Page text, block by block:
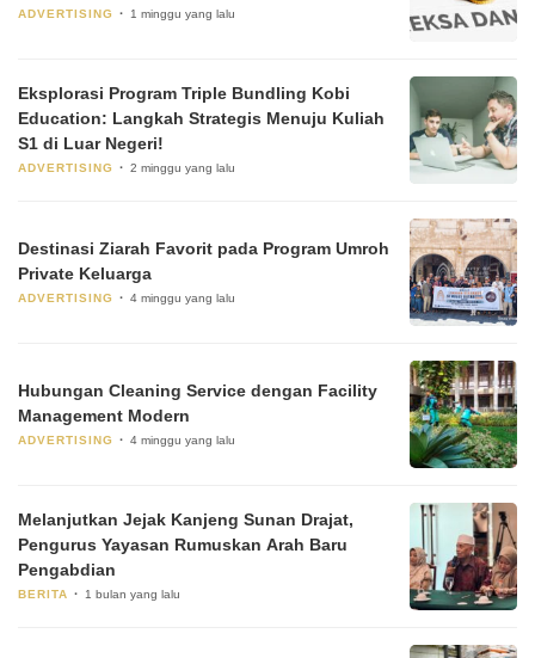
ADVERTISING 1 minggu yang lalu
Eksplorasi Program Triple Bundling Kobi
Education: Langkah Strategis Menuju Kuliah
S1 di Luar Negeri!
ADVERTISING 2 minggu yang lalu
Destinasi Ziarah Favorit pada Program Umroh
Private Keluarga
ADVERTISING 4 minggu yang lalu
Hubungan Cleaning Service dengan Facility
Management Modern
ADVERTISING 4 minggu yang lalu
Melanjutkan Jejak Kanjeng Sunan Drajat,
Pengurus Yayasan Rumuskan Arah Baru
Pengabdian
BERITA 1 bulan yang lalu